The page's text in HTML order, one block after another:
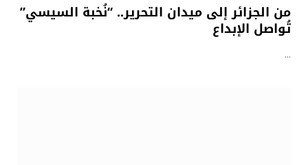
من الجزائر إلى ميدان التحرير.. “نُخبة السيسي”
تُواصل الإبداع
…